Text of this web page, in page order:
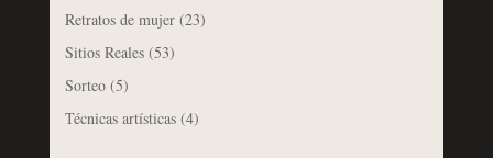
Retratos de mujer(23)
Sitios Reales(53)
Sorteo(5)
Técnicas artísticas(4)